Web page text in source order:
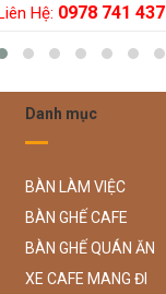
Hệ: 0978 741 437
Danh mục
BÀN LÀM VIỆC
BÀN GHẾ CAFE
BÀN GHẾ QUÁN ĂN
XE CAFE MANG ĐI